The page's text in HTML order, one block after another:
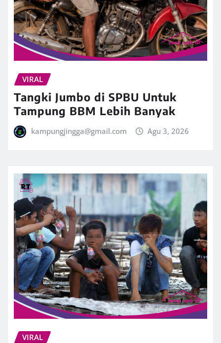
VIRAL
Tangki Jumbo di SPBU Untuk
Tampung BBM Lebih Banyak
kampungjingga@gmail.com Agu 3, 2026
VIRAL